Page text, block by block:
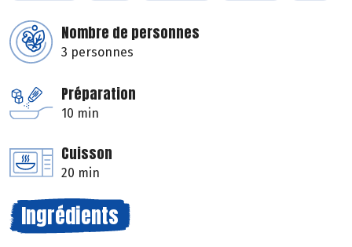
Nombre de personnes
3 personnes
Préparation
10 min
Cuisson
20 min
Ingrédients